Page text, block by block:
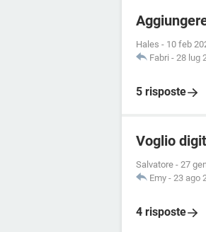
Hales - 10 feb
Fabri - 28 lug
5 risposte
Voglio
Salvatore - 27
Emy - 23 ago
4 risposte